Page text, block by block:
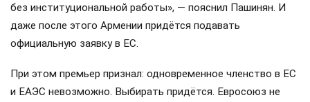
без институциональной работы», — пояснил Пашинян. И
даже после этого Армении придётся подавать
официальную заявку в ЕС.
При этом премьер признал: одновременное членство в ЕС
и ЕАЭС невозможно. Выбирать придётся. Евросоюз не